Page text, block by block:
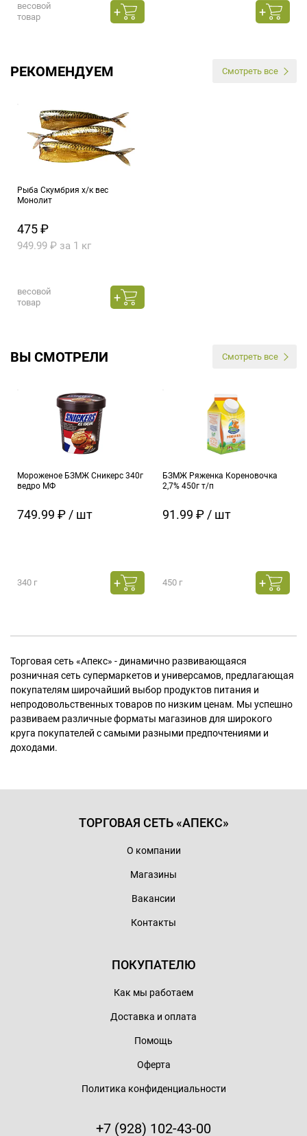
весовой
товар
РЕКОМЕНДУЕМ Смотреть все
Рыба Скумбрия х/к вес
Монолит
475 ₽
949.99 ₽ за 1 кг
весовой
товар
ВЫ СМОТРЕЛИ Смотреть все
Мороженое БЗМЖ Сникерс 340г
ведро МФ
749.99 ₽ / шт
340 г
БЗМЖ Ряженка Кореновочка
2,7% 450г т/п
91.99 ₽ / шт
450 г
Торговая сеть «Апекс» - динамично развивающаяся
розничная сеть супермаркетов и универсамов, предлагающая
покупателям широчайший выбор продуктов питания и
непродовольственных товаров по низким ценам. Мы успешно
развиваем различные форматы магазинов для широкого
круга покупателей с самыми разными предпочтениями и
доходами.
ТОРГОВАЯ СЕТЬ «АПЕКС»
О компании
Магазины
Вакансии
Контакты
ПОКУПАТЕЛЮ
Как мы работаем
Доставка и оплата
Помощь
Оферта
Политика конфиденциальности
+7 (928) 102-43-00